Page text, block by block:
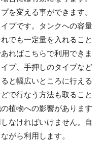
を変える事ができます。
プです。タンクへの容量
でも一定量を入れること
ればこちらで利用できま
プ、手押しのタイプなど
と幅広いところに行える
で行なう方法も取ること
植物への影響があります
なければいけません。自
がら利用します。